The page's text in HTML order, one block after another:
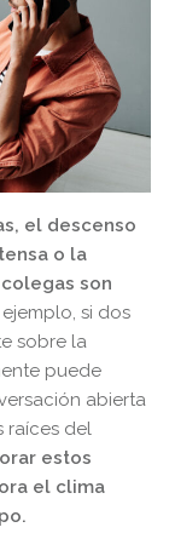
el descenso
o la
son
ejemplo, si dos
sobre la
puede
abierta
raíces del
estos
el clima